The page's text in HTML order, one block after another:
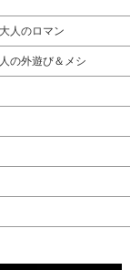
人のロマン
の外遊び＆メシ